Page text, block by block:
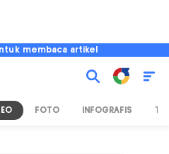
membaca artikel
FOTO INFOGRAFIS TV